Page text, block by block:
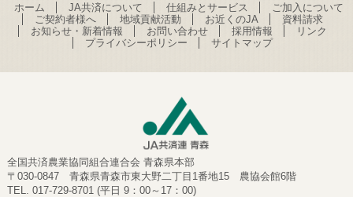
ホーム JA共済について 仕組みとサービス
ご加入について
ご契約者様へ
地域貢献活動 お近くのJA
資料請求
お知らせ・新着情報
お問い合わせ 採用情報
リンク
プライバシーポリシー
サイトマップ
全国共済農業協同組合連合会 青森県本部
〒030-0847 青森県青森市東大野二丁目1番地15 農協会館6階
TEL. 017-729-8701 (平日 9：00～17：00)